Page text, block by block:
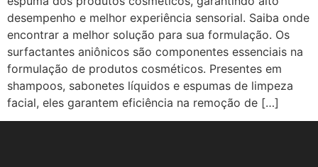
desempenho e melhor experiência sensorial. Saiba onde
encontrar a melhor solução para sua formulação. Os
surfactantes aniônicos são componentes essenciais na
formulação de produtos cosméticos. Presentes em
shampoos, sabonetes líquidos e espumas de limpeza
facial, eles garantem eficiência na remoção de […]